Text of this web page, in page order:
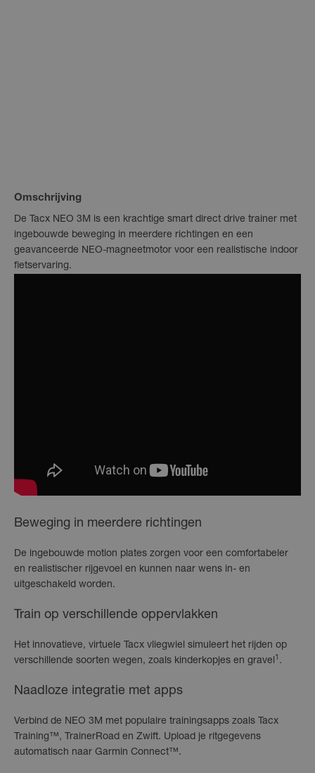
Omschrijving
De Tacx NEO 3M is een krachtige smart direct drive trainer met
ingebouwde beweging in meerdere richtingen en een
geavanceerde NEO-magneetmotor voor een realistische indoor
fietservaring.
Beweging in meerdere richtingen
De ingebouwde motion plates zorgen voor een comfortabeler
en realistischer rijgevoel en kunnen naar wens in- en
uitgeschakeld worden.
Train op verschillende oppervlakken
Het innovatieve, virtuele Tacx vliegwiel simuleert het rijden op
verschillende soorten wegen, zoals kinderkopjes en gravel .
Naadloze integratie met apps
Verbind de NEO 3M met populaire trainingsapps zoals Tacx
Training™, TrainerRoad en Zwift. Upload je ritgegevens
automatisch naar Garmin Connect™.